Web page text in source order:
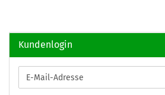
Kundenlogin
E-
Mail-